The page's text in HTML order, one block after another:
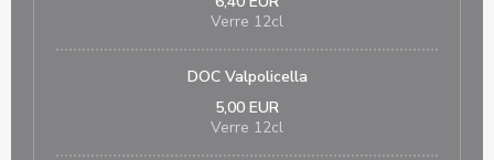
Verre 12cl
DOC Valpolicella
5,00 EUR
Verre 12cl